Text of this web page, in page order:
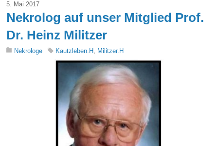
5. Mai 2017
Nekrolog auf unser Mitglied Prof.
Dr. Heinz Militzer
Nekrologe Kautzleben.H , Militzer.H